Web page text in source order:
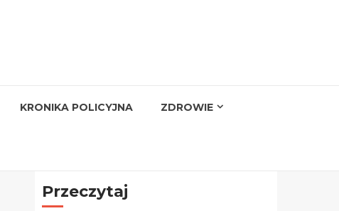
KRONIKA POLICYJNA ZDROWIE
Przeczytaj